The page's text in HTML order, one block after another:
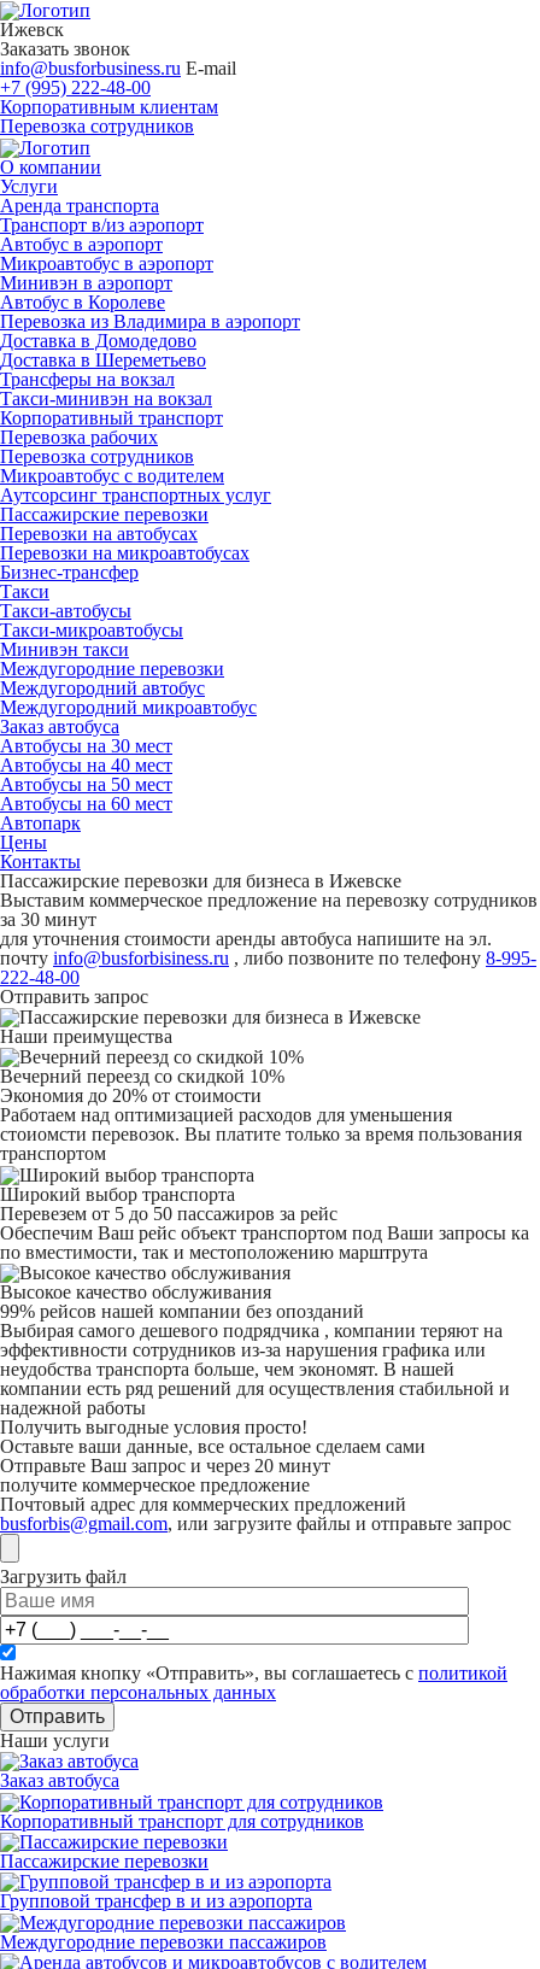
Ижевск
Заказать звонок
info@busforbusiness.ru E-mail
+7 (995) 222-48-00
Корпоративным клиентам
Перевозка сотрудников
О компании
Услуги
Аренда транспорта
Транспорт в/из аэропорт
Автобус в аэропорт
Микроавтобус в аэропорт
Минивэн в аэропорт
Автобус в Королеве
Перевозка из Владимира в аэропорт
Доставка в Домодедово
Доставка в Шереметьево
Трансферы на вокзал
Такси-минивэн на вокзал
Корпоративный транспорт
Перевозка рабочих
Перевозка сотрудников
Микроавтобус с водителем
Аутсорсинг транспортных услуг
Пассажирские перевозки
Перевозки на автобусах
Перевозки на микроавтобусах
Бизнес-трансфер
Такси
Такси-автобусы
Такси-микроавтобусы
Минивэн такси
Междугородние перевозки
Междугородний автобус
Междугородний микроавтобус
Заказ автобуса
Автобусы на 30 мест
Автобусы на 40 мест
Автобусы на 50 мест
Автобусы на 60 мест
Автопарк
Цены
Контакты
Пассажирские перевозки для бизнеса в Ижевске
Выставим коммерческое предложение на перевозку сотрудников
за 30 минут
для уточнения стоимости аренды автобуса напишите на эл.
почту info@busforbisiness.ru , либо позвоните по телефону 8-995-
222-48-00
Отправить запрос
Наши преимущества
Вечерний переезд со скидкой 10%
Экономия до 20% от стоимости
Работаем над оптимизацией расходов для уменьшения
стоиомсти перевозок. Вы платите только за время пользования
транспортом
Широкий выбор транспорта
Перевезем от 5 до 50 пассажиров за рейс
Обеспечим Ваш рейс объект транспортом под Ваши запросы ка
по вместимости, так и местоположению марштрута
Высокое качество обслуживания
99% рейсов нашей компании без опозданий
Выбирая самого дешевого подрядчика , компании теряют на
эффективности сотрудников из-за нарушения графика или
неудобства транспорта больше, чем экономят. В нашей
компании есть ряд решений для осуществления стабильной и
надежной работы
Получить выгодные условия просто!
Оставьте ваши данные, все остальное сделаем сами
Отправьте Ваш запрос и через 20 минут
получите коммерческое предложение
Почтовый адрес для коммерческих предложений
busforbis@gmail.com, или загрузите файлы и отправьте запрос
Загрузить файл
Нажимая кнопку «Отправить», вы соглашаетесь с политикой
обработки персональных данных
Отправить
Наши услуги
Заказ автобуса
Корпоративный транспорт для сотрудников
Пассажирские перевозки
Групповой трансфер в и из аэропорта
Междугородние перевозки пассажиров